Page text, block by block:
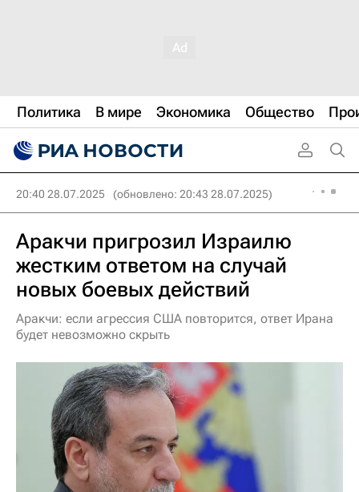
Политика В мире Экономика Общество
20:40 28.07.2025 (обновлено: 20:43 28.07.2025)
Аракчи пригрозил Израилю
жестким ответом на случай
новых боевых действий
Аракчи: если агрессия США повторится, ответ Ирана
будет невозможно скрыть